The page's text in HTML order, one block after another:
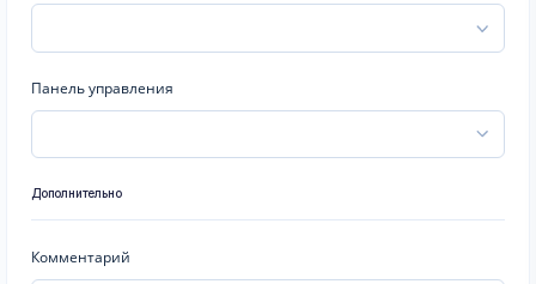
Панель управления
Дополнительно
Комментарий